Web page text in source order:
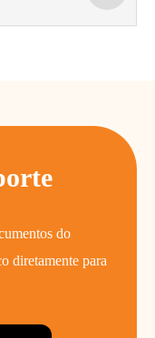
do
diretamente para